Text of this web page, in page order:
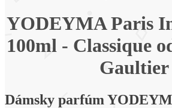
YODEYMA Paris
100ml - Classique
Gaultier
Dámsky parfúm